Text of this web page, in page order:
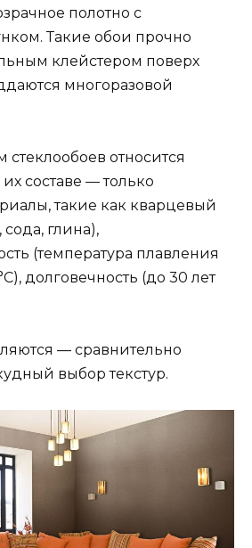
полотно с
Такие обои прочно
клейстером поверх
многоразовой
относится
составе — только
такие как кварцевый
сода, глина),
(температура плавления
долговечность (до 30 лет
— сравнительно
выбор текстур.